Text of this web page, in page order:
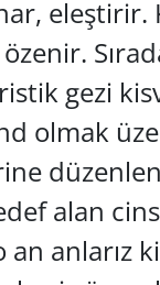
eleştirir.
gezi
olmak
alan
an anlarız